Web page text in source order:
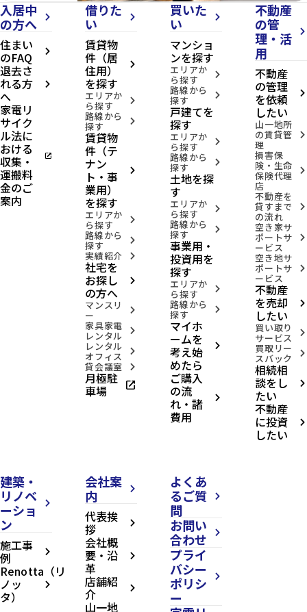
入居中
の方へ
arrow_forward_ios
住まい
のFAQ arrow_forward_ios
退去さ
れる方
へ
arrow_forward_ios
家電リ
サイク
ル法に
おける
収集・
運搬料
金のご
案内
open_in_new
借りた
い
arrow_forward_ios
賃貸物
件（居
住用）
を探す
arrow_forward_ios
エリアか
ら探す arrow_forward_ios
路線から
探す arrow_forward_ios
賃貸物
件（テ
ナン
ト・事
業用）
を探す
arrow_forward_ios
エリアか
ら探す arrow_forward_ios
路線から
探す arrow_forward_ios
実績紹介 arrow_forward_ios
社宅を
お探し
の方へ
arrow_forward_ios
マンスリ
ー arrow_forward_ios
家具家電
レンタル arrow_forward_ios
レンタル
オフィス arrow_forward_ios
貸会議室 arrow_forward_ios
月極駐
車場 open_in_new
買いた
い
arrow_forward_ios
マンショ
ンを探す
エリアか
ら探す arrow_forward_ios
路線から
探す arrow_forward_ios
戸建てを
探す
エリアか
ら探す arrow_forward_ios
路線から
探す arrow_forward_ios
土地を探
す
エリアか
ら探す arrow_forward_ios
路線から
探す arrow_forward_ios
事業用・
投資用を
探す
エリアか
ら探す arrow_forward_ios
路線から
探す arrow_forward_ios
マイホ
ームを
考え始
めたら
arrow_forward_ios
ご購入
の流
れ・諸
費用
arrow_forward_ios
不動産
の管
理・活
用
arrow_forward_ios
不動産
の管理
を依頼
したい
arrow_forward_ios
山一地所
の賃貸管
理
arrow_forward_ios
損害保
険・生命
保険代理
店
arrow_forward_ios
不動産を
貸すまで
の流れ
arrow_forward_ios
空き家サ
ポートサ
ービス
arrow_forward_ios
空き地サ
ポートサ
ービス
arrow_forward_ios
不動産
を売却
したい
arrow_forward_ios
買い取り
サービス arrow_forward_ios
買取リー
スバック arrow_forward_ios
相続相
談をし
たい
arrow_forward_ios
不動産
に投資
したい
arrow_forward_ios
建築・
リノベ
ーショ
ン
arrow_forward_ios
施工事
例 arrow_forward_ios
Renotta（リ
ノッ
タ）
arrow_forward_ios
会社案
内
arrow_forward_ios
代表挨
拶 arrow_forward_ios
会社概
要・沿
革
arrow_forward_ios
店舗紹
介 arrow_forward_ios
山一地
よくあ
るご質
問
arrow_forward_ios
お問い
合わせ
arrow_forward_ios
プライ
バシー
ポリシ
ー
arrow_forward_ios